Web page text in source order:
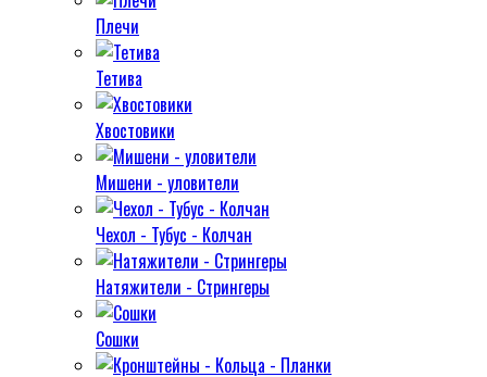
Плечи
Тетива
Хвостовики
Мишени - уловители
Чехол - Тубус - Колчан
Натяжители - Стрингеры
Сошки